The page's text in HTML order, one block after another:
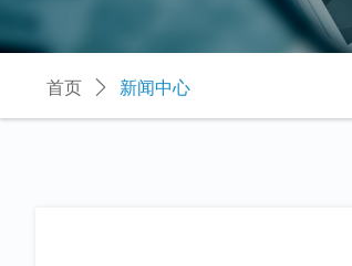
首页 ꄲ 新闻中心